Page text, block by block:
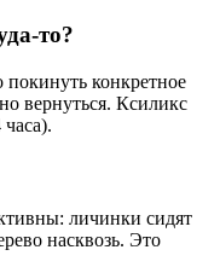
то?
конкретное
вернуться. Ксиликс
личинки сидят
насквозь. Это